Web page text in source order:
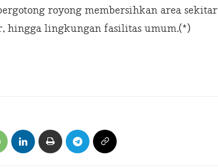
royong membersihkan area sekitar
hingga lingkungan fasilitas umum.(*)